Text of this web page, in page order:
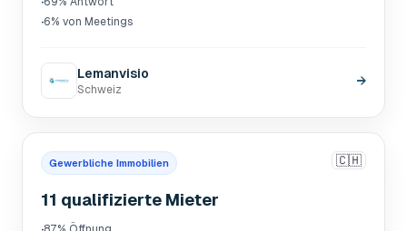
·6% von Meetings
Lemanvisio
Schweiz
→
Gewerbliche Immobilien 🇨🇭
11 qualifizierte Mieter